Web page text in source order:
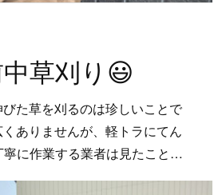
草刈り😃
た草を刈るのは珍しいことで
ありませんが、軽トラにてん
寧に作業する業者は見たこと…